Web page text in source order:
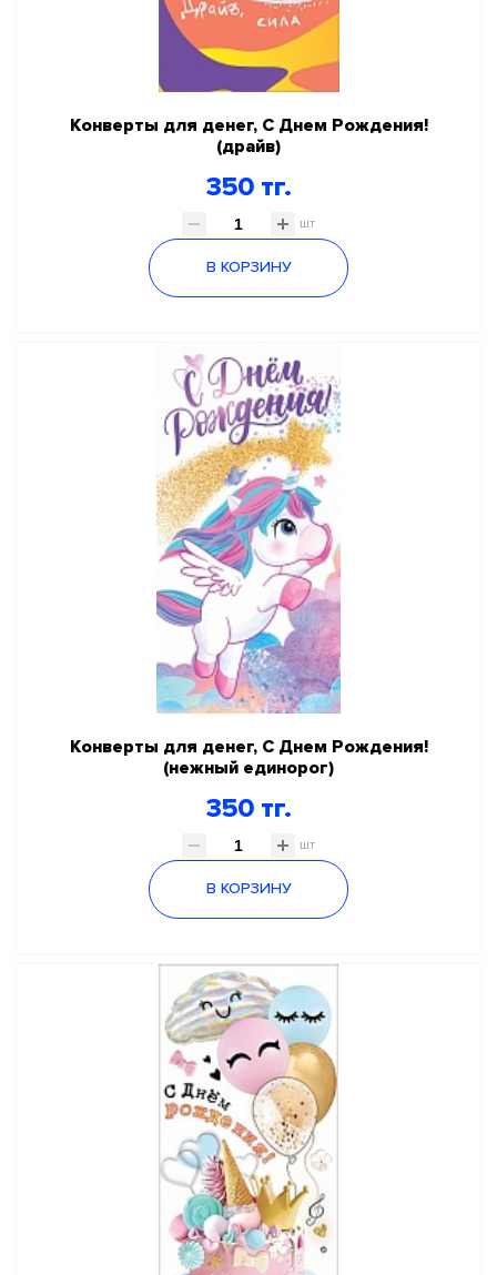
Конверты для денег, С Днем Рождения!
(драйв)
350 тг.
шт
В КОРЗИНУ
Конверты для денег, С Днем Рождения!
(нежный единорог)
350 тг.
шт
В КОРЗИНУ